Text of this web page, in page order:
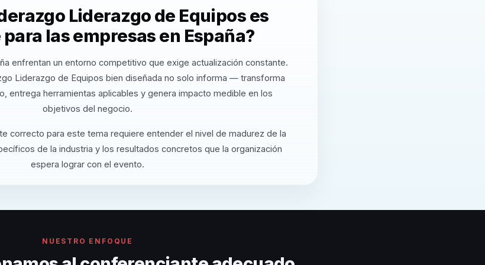
Liderazgo de Equipos es
las empresas en España?
enfrentan un entorno competitivo que exige actualización constante.
Liderazgo de Equipos bien diseñada no solo informa — transforma
entrega herramientas aplicables y genera impacto medible en los
objetivos del negocio.
correcto para este tema requiere entender el nivel de madurez de la
de la industria y los resultados concretos que la organización
espera lograr con el evento.
NUESTRO ENFOQUE